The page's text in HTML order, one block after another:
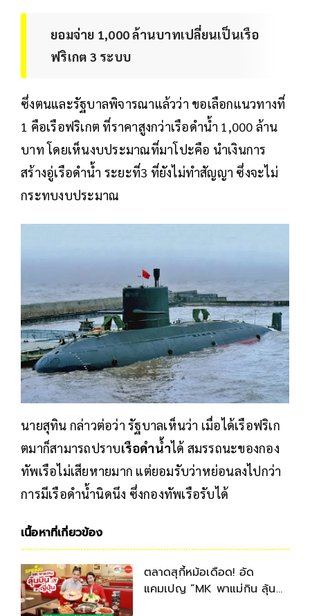
ยอมจ่าย 1,000 ล้านบาทเปลี่ยนเป็นเรือ
ฟริเกต 3 ระบบ
ซึ่งตนและรัฐบาลพิจารณาแล้วว่า ขอเลือกแนวทางที่
1 คือเรือฟริเกต ที่ราคาสูงกว่าเรือดำน้ำ 1,000 ล้าน
บาท โดยเห็นงบประมาณที่มาโปะคือ นำเงินการ
สร้างอู่เรือดำน้ำ ระยะที่3 ที่ยังไม่ทำสัญญา ซึ่งจะไม่
กระทบงบประมาณ
นายสุทิน กล่าวต่อว่า รัฐบาลเห็นว่า เมื่อได้เรือฟริเก
ตมาก็สามารถปราบเรือดำน้ำได้ สมรรถนะของกอง
ทัพเรือไม่เสียหายมาก แต่ยอมรับว่าหย่อนลงไปกว่า
การมีเรือดำน้ำนิดนึง ซึ่งกองทัพเรือรับได้
เนื้อหาที่เกี่ยวข้อง
ตลาดสุกี้หม้อเดือด! อัด
แคมเปญ “MK พาแม่กิน ลุ้น